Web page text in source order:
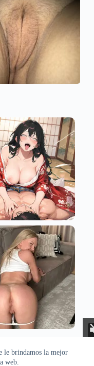
le brindamos la mejor
web.
autores. Este sitio
en Internet. Si